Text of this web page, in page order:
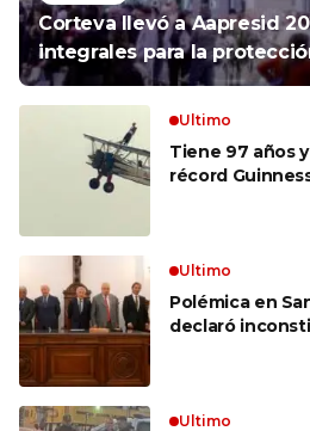
Corteva llevó a Aapresid
integrales para la
Ultimo
Tiene 97 años
récord
puedo’ no
Ultimo
Polémica en
declaró
Ultimo